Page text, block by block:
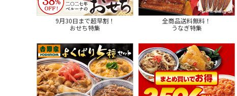
9月30日まで超早割！
おせち特集
全商品送料無料！
うなぎ特集